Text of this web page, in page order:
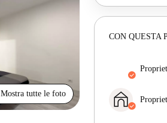
Mostra tutte le foto
CON QUESTA